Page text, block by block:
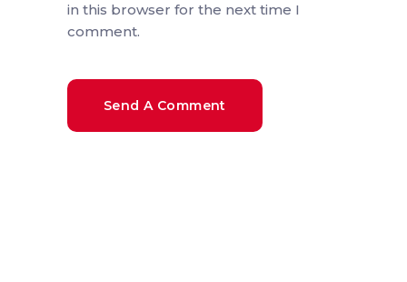
in this browser for the next time I
comment.
Send A Comment